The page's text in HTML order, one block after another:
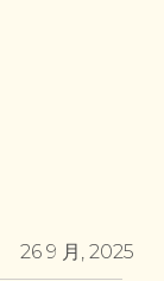
26 9 月, 2025